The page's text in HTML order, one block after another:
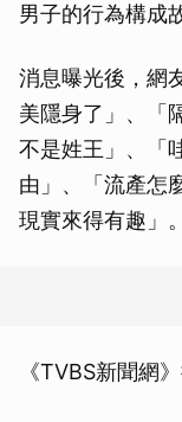
男子的行為構成
消息曝光後，網
美隱身了」、「
不是姓王」、「
由」、「流產怎
現實來得有趣」。
《TVBS新聞網